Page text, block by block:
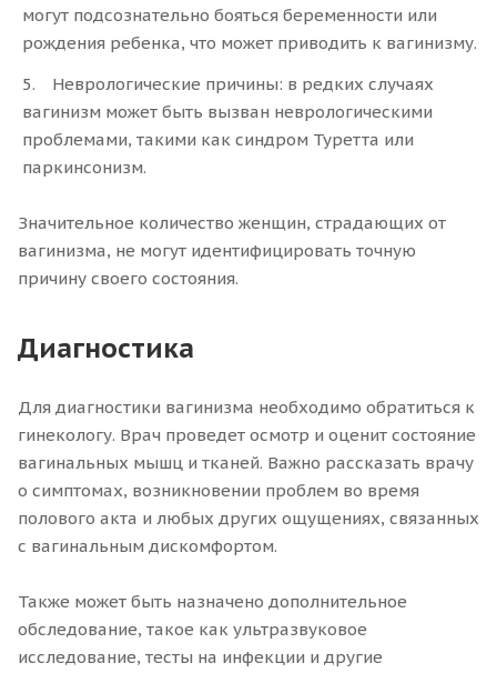
могут подсознательно бояться беременности или
рождения ребенка, что может приводить к вагинизму.
Неврологические причины: в редких случаях
вагинизм может быть вызван неврологическими
проблемами, такими как синдром Туретта или
паркинсонизм.
Значительное количество женщин, страдающих от
вагинизма, не могут идентифицировать точную
причину своего состояния.
Диагностика
Для диагностики вагинизма необходимо обратиться к
гинекологу. Врач проведет осмотр и оценит состояние
вагинальных мышц и тканей. Важно рассказать врачу
о симптомах, возникновении проблем во время
полового акта и любых других ощущениях, связанных
с вагинальным дискомфортом.
Также может быть назначено дополнительное
обследование, такое как ультразвуковое
исследование, тесты на инфекции и другие